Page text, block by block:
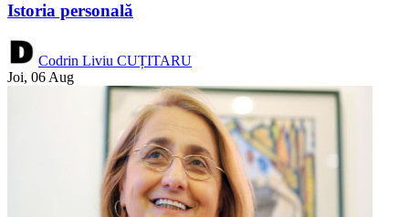
Istoria personală
Codrin Liviu CUȚITARU
Joi, 06 Aug